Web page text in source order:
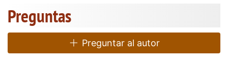
Preguntas
Preguntar al autor